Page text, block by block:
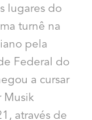
lugares do
turnê na
pela
Federal do
a cursar
Musik
através de